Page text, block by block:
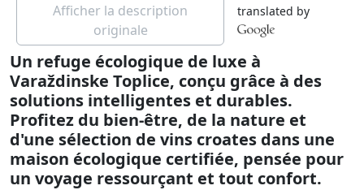
Afficher la description
originale
translated by
Un refuge écologique de luxe à
Varaždinske Toplice, conçu grâce à des
solutions intelligentes et durables.
Profitez du bien-être, de la nature et
d'une sélection de vins croates dans une
maison écologique certifiée, pensée pour
un voyage ressourçant et tout confort.